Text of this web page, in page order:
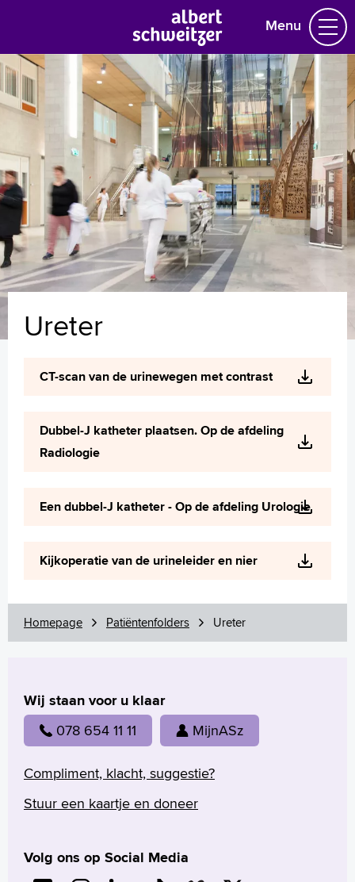
Menu
Homepage
Praktische informatie
Specialismen
Werken en leren
Medewerkers
Contact
MijnASz
Language
Français
Türkçe
Ureter
CT-scan van de urinewegen met contrast
Dubbel-J katheter plaatsen. Op de afdeling
Radiologie
Een dubbel-J katheter - Op de afdeling Urologie
Kijkoperatie van de urineleider en nier
Homepage Patiëntenfolders Ureter
Wij staan voor u klaar
078 654 11 11 MijnASz
Compliment, klacht, suggestie?
Stuur een kaartje en doneer
Volg ons op Social Media